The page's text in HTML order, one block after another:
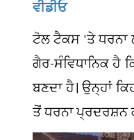
ਵੀਡੀਓ
ਟੋਲ ਟੈਕਸ 'ਤੇ ਧਰਨਾ
ਗੈਰ-ਸੰਵਿਧਾਨਿਕ ਹੈ
ਬਣਦਾ ਹੈ। ਉਨ੍ਹਾਂ
ਤੋਂ ਧਰਨਾ